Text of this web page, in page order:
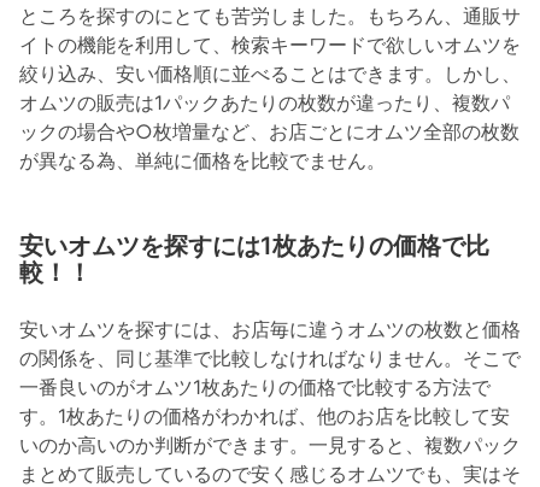
ところを探すのにとても苦労しました。もちろん、通販サ
イトの機能を利用して、検索キーワードで欲しいオムツを
絞り込み、安い価格順に並べることはできます。しかし、
オムツの販売は1パックあたりの枚数が違ったり、複数パ
ックの場合や○枚増量など、お店ごとにオムツ全部の枚数
が異なる為、単純に価格を比較でません。
安いオムツを探すには1枚あたりの価格で比
較！！
安いオムツを探すには、お店毎に違うオムツの枚数と価格
の関係を、同じ基準で比較しなければなりません。そこで
一番良いのがオムツ1枚あたりの価格で比較する方法で
す。1枚あたりの価格がわかれば、他のお店を比較して安
いのか高いのか判断ができます。一見すると、複数パック
まとめて販売しているので安く感じるオムツでも、実はそ